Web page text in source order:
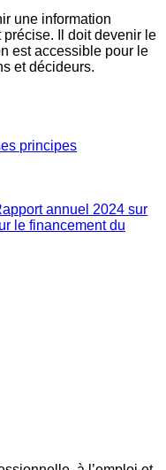
une information
Il doit devenir le
est accessible pour le
et décideurs.
principes
annuel 2024 sur
le financement du